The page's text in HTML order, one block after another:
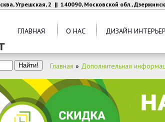
Угрешская, 2 || 140090, Московской обл.,
ГЛАВНАЯ О НАС ДИЗАЙН
Главная » Дополнительная